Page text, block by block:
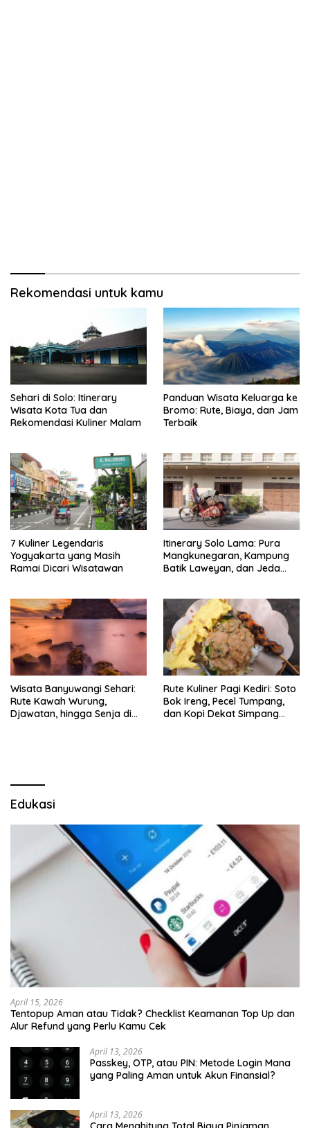
Rekomendasi untuk kamu
Sehari di Solo: Itinerary
Wisata Kota Tua dan
Rekomendasi Kuliner Malam
Panduan Wisata Keluarga ke
Bromo: Rute, Biaya, dan Jam
Terbaik
7 Kuliner Legendaris
Yogyakarta yang Masih
Ramai Dicari Wisatawan
Itinerary Solo Lama: Pura
Mangkunegaran, Kampung
Batik Laweyan, dan Jeda
Wisata Banyuwangi Sehari:
Rute Kawah Wurung,
Djawatan, hingga Senja di
Rute Kuliner Pagi Kediri: Soto
Bok Ireng, Pecel Tumpang,
dan Kopi Dekat Simpang
Edukasi
April 15, 2026
Tentopup Aman atau Tidak? Checklist Keamanan Top Up dan
Alur Refund yang Perlu Kamu Cek
April 13, 2026
Passkey, OTP, atau PIN: Metode Login Mana
yang Paling Aman untuk Akun Finansial?
April 13, 2026